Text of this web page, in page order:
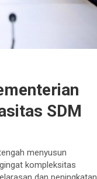
SDM
menyusun
kompleksitas